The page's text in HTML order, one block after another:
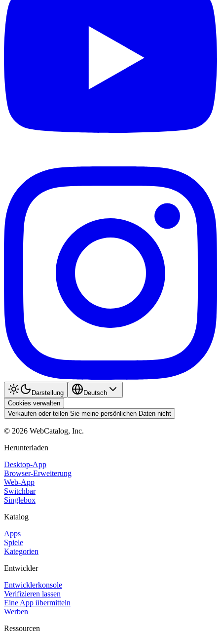
Darstellung
Deutsch
Cookies verwalten
Verkaufen oder teilen Sie meine persönlichen Daten nicht
© 2026 WebCatalog, Inc.
Herunterladen
Desktop-App
Browser-Erweiterung
Web-App
Switchbar
Singlebox
Katalog
Apps
Spiele
Kategorien
Entwickler
Entwicklerkonsole
Verifizieren lassen
Eine App übermitteln
Werben
Ressourcen